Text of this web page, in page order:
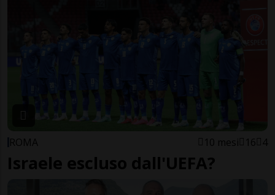
ROMA 10 mesi 16 4
Israele escluso dall'UEFA?